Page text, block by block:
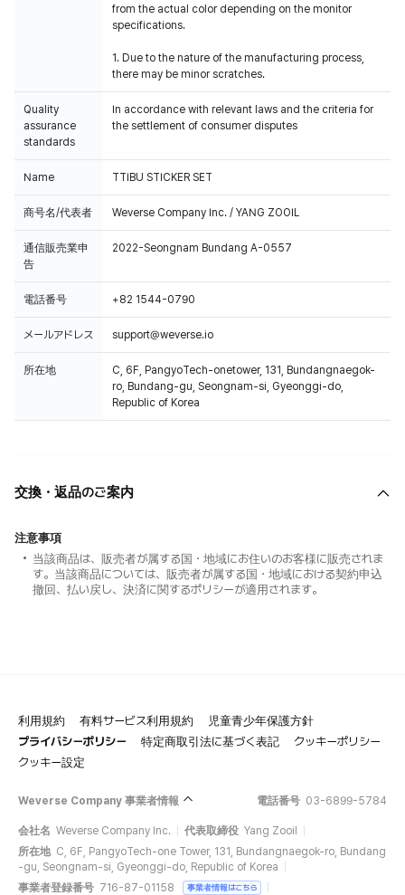
from the actual color depending on the monitor
specifications.
1. Due to the nature of the manufacturing process,
there may be minor scratches.
Quality
assurance
standards
In accordance with relevant laws and the criteria for
the settlement of consumer disputes
Name TTIBU STICKER SET
商号名/代表者 Weverse Company Inc. / YANG ZOOIL
通信販売業申
告
2022-Seongnam Bundang A-0557
電話番号 +82 1544-0790
メールアドレス support@weverse.io
所在地
C, 6F, PangyoTech-onetower, 131, Bundangnaegok-
ro, Bundang-gu, Seongnam-si, Gyeonggi-do,
Republic of Korea
交換・返品のご案内
注意事項
当該商品は、販売者が属する国・地域にお住いのお客様に販売されま
す。当該商品については、販売者が属する国・地域における契約申込
撤回、払い戻し、決済に関するポリシーが適用されます。
利用規約 有料サービス利用規約
児童青少年保護方針
プライバシーポリシー
特定商取引法に基づく表記
クッキーポリシー
クッキー設定
Weverse Company 事業者情報 電話番号 03-6899-5784
会社名 Weverse Company Inc. 代表取締役 Yang Zooil
所在地 C, 6F, PangyoTech-one Tower, 131, Bundangnaegok-ro, Bundang
-gu, Seongnam-si, Gyeonggi-do, Republic of Korea
事業者登録番号 716-87-01158 事業者情報はこちら